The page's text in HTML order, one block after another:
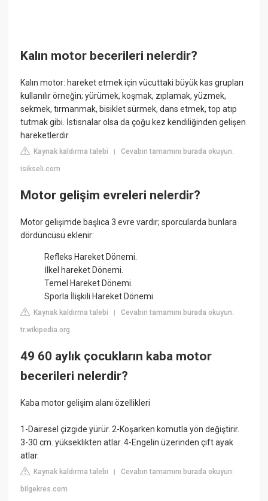
Kalın motor becerileri nelerdir?
Kalın motor: hareket etmek için vücuttaki büyük kas grupları
kullanılır örneğin; yürümek, koşmak, zıplamak, yüzmek,
sekmek, tırmanmak, bisiklet sürmek, dans etmek, top atıp
tutmak gibi. İstisnalar olsa da çoğu kez kendiliğinden gelişen
hareketlerdir.
Kaynak kaldırma talebi |Cevabın tamamını burada okuyun:
isikseli.com
Motor gelişim evreleri nelerdir?
Motor gelişimde başlıca 3 evre vardır; sporcularda bunlara
dördüncüsü eklenir:
Refleks Hareket Dönemi.
İlkel hareket Dönemi.
Temel Hareket Dönemi.
Sporla İlişkili Hareket Dönemi.
Kaynak kaldırma talebi |Cevabın tamamını burada okuyun:
tr.wikipedia.org
49 60 aylık çocukların kaba motor
becerileri nelerdir?
Kaba motor gelişim alanı özellikleri
1-Dairesel çizgide yürür. 2-Koşarken komutla yön değiştirir.
3-30 cm. yükseklikten atlar. 4-Engelin üzerinden çift ayak
atlar.
Kaynak kaldırma talebi |Cevabın tamamını burada okuyun:
bilgekres.com